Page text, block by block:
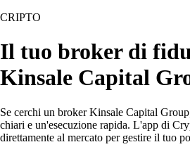
CRIPTO
Il tuo broker di
Kinsale Capital
Se cerchi un broker Kinsale Capital
chiari e un'esecuzione rapida. L'app di
direttamente al mercato per gestire il tuo